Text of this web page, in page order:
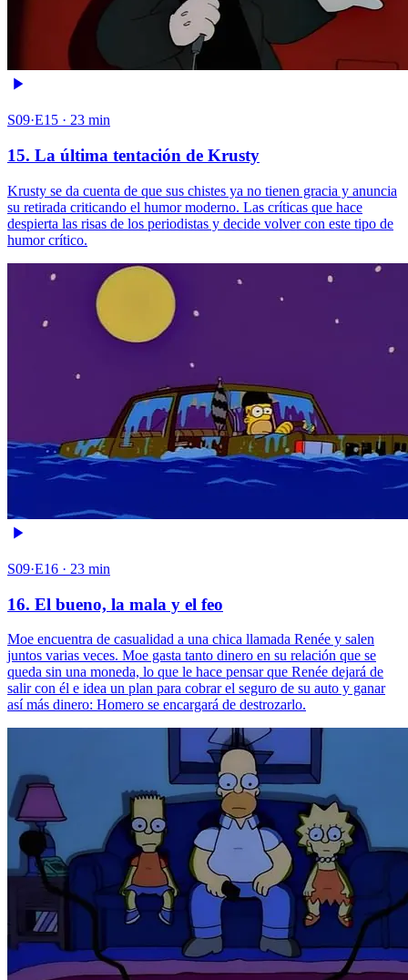
S09·E15 · 23 min
15. La última tentación de Krusty
Krusty se da cuenta de que sus chistes ya no tienen gracia y anuncia
su retirada criticando el humor moderno. Las críticas que hace
despierta las risas de los periodistas y decide volver con este tipo de
humor crítico.
S09·E16 · 23 min
16. El bueno, la mala y el feo
Moe encuentra de casualidad a una chica llamada Renée y salen
juntos varias veces. Moe gasta tanto dinero en su relación que se
queda sin una moneda, lo que le hace pensar que Renée dejará de
salir con él e idea un plan para cobrar el seguro de su auto y ganar
así más dinero: Homero se encargará de destrozarlo.